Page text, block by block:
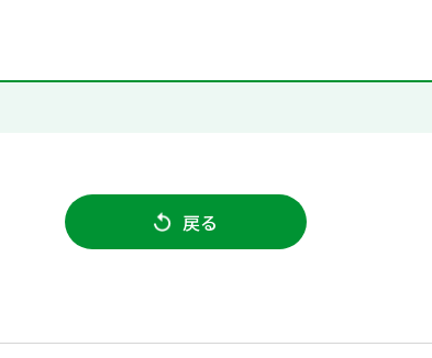
戻る